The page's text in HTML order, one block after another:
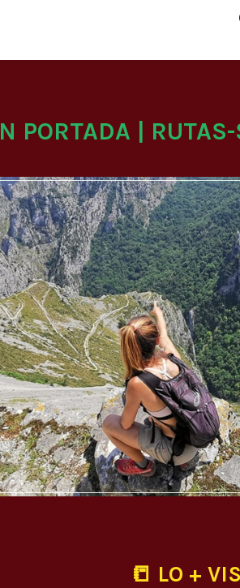
PORTADA |
📒 LO +